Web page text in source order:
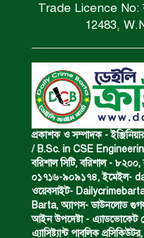
পানিতে
রক্তাক্ত
মদসহ মাদক
Trade Licence No:
12483,
প্রকাশক ও সম্পাদক -
/ B.Sc. in CSE
বরিশাল সিটি, বরিশাল -
০১৭১৬-৯০৯১৭৪, ইমেইল-
ওয়েবসাইট-
Barta, অ‍্যাপস- ডাউনলোড
আইন উপদেষ্টা - এ্যাডভোকেট
এ‍্যাসিষ্ট‍্যান্ট পাবলিক